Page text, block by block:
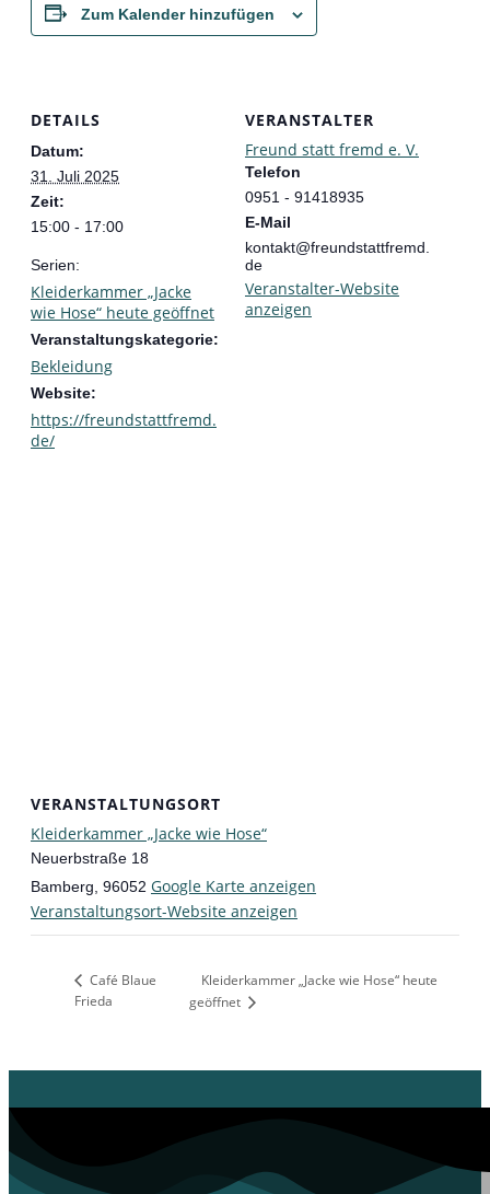
Zum Kalender hinzufügen
DETAILS
Datum:
31. Juli 2025
Zeit:
15:00 - 17:00
Serien:
Kleiderkammer „Jacke
wie Hose“ heute geöffnet
Veranstaltungskategorie:
Bekleidung
Website:
https://freundstattfremd.
de/
VERANSTALTER
Freund statt fremd e. V.
Telefon
0951 - 91418935
E-Mail
kontakt@freundstattfremd.
de
Veranstalter-Website
anzeigen
VERANSTALTUNGSORT
Kleiderkammer „Jacke wie Hose“
Neuerbstraße 18
Bamberg 96052 Google Karte anzeigen
Veranstaltungsort-Website anzeigen
Café Blaue
Frieda
Kleiderkammer „Jacke wie Hose“ heute
geöffnet